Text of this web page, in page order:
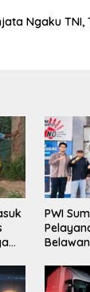
Ngaku TNI,
PWI